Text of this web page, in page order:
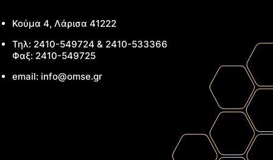
Κούμα 4, Λάρισα 41222
Τηλ: 2410-549724 & 2410-533366
Φαξ: 2410-549725
email: info@omse.gr